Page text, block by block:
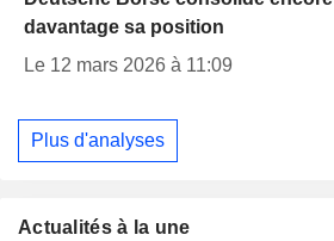
davantage sa position
Le 12 mars 2026 à 11:09
Plus d'analyses
Actualités à la une